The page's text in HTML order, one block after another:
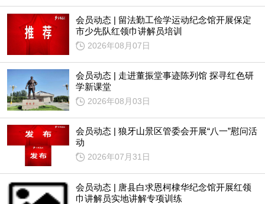
会员动态 | 留法勤工俭学运动纪念馆开展保定
市少先队红领巾讲解员培训
2026年08月07日
会员动态 | 走进董振堂事迹陈列馆 探寻红色研
学新课堂
2026年08月03日
会员动态 | 狼牙山景区管委会开展“八一”慰问活
动
2026年07月31日
会员动态 | 唐县白求恩柯棣华纪念馆开展红领
巾讲解员实地讲解专项训练